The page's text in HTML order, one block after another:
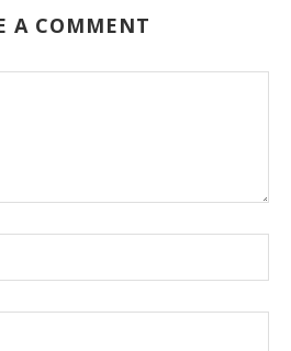
A COMMENT